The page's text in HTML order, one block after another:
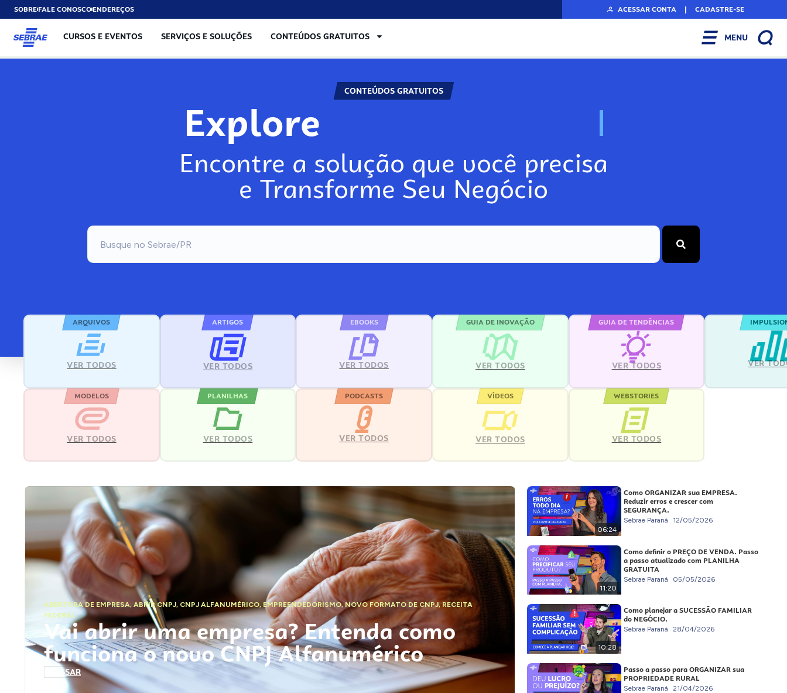
SOBREFALE CONOSCOENDEREÇOS ACESSAR CONTA | CADASTRE-SE
CURSOS E EVENTOS SERVIÇOS E SOLUÇÕES CONTEÚDOS GRATUITOS MENU
CONTEÚDOS GRATUITOS
Explore N
Encontre a solução que você precisa
e Transforme Seu Negócio
ARQUIVOS
VER TODOS
ARTIGOS
VER TODOS
EBOOKS
VER TODOS
GUIA DE INOVAÇÃO
VER TODOS
GUIA DE TENDÊNCIAS
VER TODOS VER
MODELOS
VER TODOS
PLANILHAS
VER TODOS
PODCASTS
VER TODOS
VÍDEOS
VER TODOS
WEBSTORIES
VER TODOS
ABERTURA DE EMPRESA,ABRIR CNPJ, CNPJ ALFANUMÉRICO, EMPREENDEDORISMO,NOVO FORMATO DE CNPJ,RECEITA
FEDERAL
Vai abrir uma empresa? Entenda como
funciona o novo CNPJ Alfanumérico
ACESSAR
06:24
Como ORGANIZAR sua EMPRESA.
Reduzir erros e crescer com
SEGURANÇA.
Sebrae Paraná 12/05/2026
11:20
Como definir o PREÇO DE VENDA. Passo
a passo atualizado com PLANILHA
GRATUITA
Sebrae Paraná 05/05/2026
10:28
Como planejar a SUCESSÃO FAMILIAR
do NEGÓCIO.
Sebrae Paraná 28/04/2026
Passo a passo para ORGANIZAR sua
PROPRIEDADE RURAL
Sebrae Paraná 21/04/2026